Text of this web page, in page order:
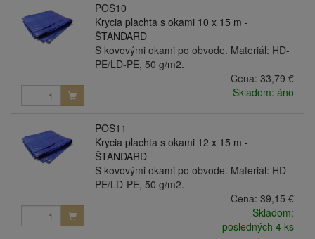
POS10
Krycia plachta s okami 10 x 15 m -
ŠTANDARD
S kovovými okami po obvode. Materiál: HD-
PE/LD-PE, 50 g/m2.
Cena: 33,79 €
Skladom: áno
POS11
Krycia plachta s okami 12 x 15 m -
ŠTANDARD
S kovovými okami po obvode. Materiál: HD-
PE/LD-PE, 50 g/m2.
Cena: 39,15 €
Skladom:
posledných 4 ks